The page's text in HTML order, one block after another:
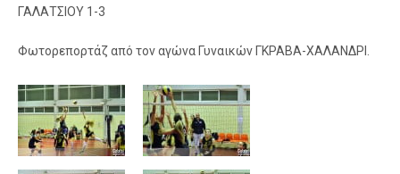
ΓΑΛΑΤΣΙΟΥ 1-3
Φωτορεπορτάζ από τον αγώνα Γυναικών ΓΚΡΑΒΑ-ΧΑΛΑΝΔΡΙ.